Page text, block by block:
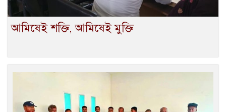
আমিষেই শক্তি, আমিষেই মুক্তি